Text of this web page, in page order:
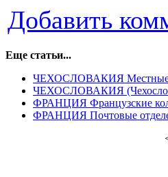
Добавить
Еще статьи...
ЧЕХОСЛОВАКИЯ Местные
ЧЕХОСЛОВАКИЯ
ФРАНЦИЯ Французские
ФРАНЦИЯ Почтовые